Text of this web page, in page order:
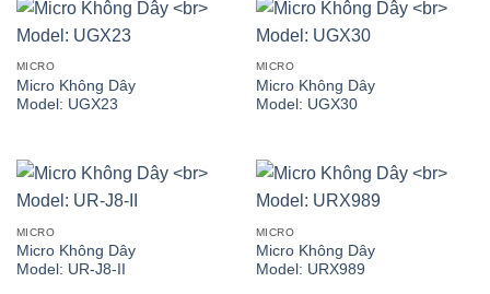
MICRO
Micro Không Dây
Model: UGX23
MICRO
Micro Không Dây
Model: UGX30
MICRO
Micro Không Dây
Model: UR-J8-II
MICRO
Micro Không Dây
Model: URX989